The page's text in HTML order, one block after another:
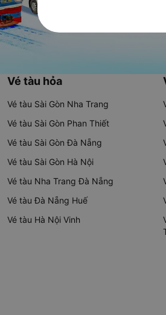
Vé tàu hỏa
Vé tàu Sài Gòn Nha Trang
Vé tàu Sài Gòn Phan Thiết
Vé tàu Sài Gòn Đà Nẵng
Vé tàu Sài Gòn Hà Nội
Vé tàu Nha Trang Đà Nẵng
Vé tàu Đà Nẵng Huế
Vé tàu Hà Nội Vinh